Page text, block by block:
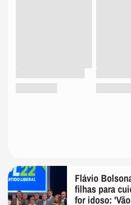
Flávio
filhas para
for idoso: